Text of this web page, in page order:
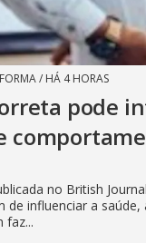
/ HÁ 4 HORAS
pode
no British
de influenciar a saúde,
faz...